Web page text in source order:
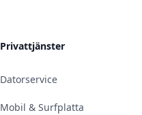
Privattjänster
Datorservice
Mobil & Surfplatta